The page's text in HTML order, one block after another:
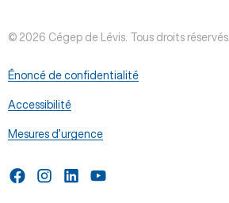
© 2026 Cégep de Lévis. Tous droits réservés.
Énoncé de confidentialité
Accessibilité
Mesures d’urgence